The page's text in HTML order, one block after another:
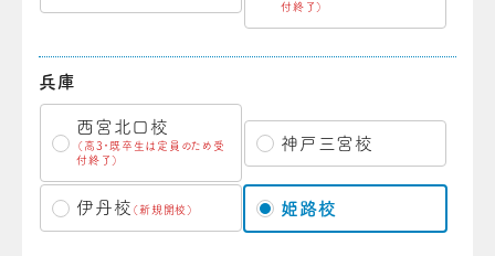
付終了）
兵庫
西宮北口校
（高3・既卒生は定員のため受
付終了）
神戸三宮校
伊丹校 （新規開校） 姫路校